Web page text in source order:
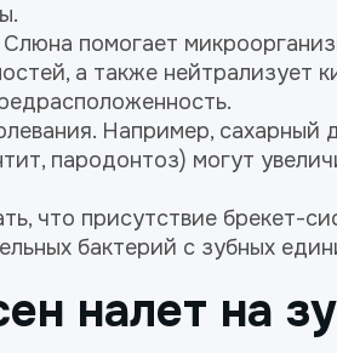
Слюна помогает
а также нейтрализует
Например, сахарный
пародонтоз) могут
что присутствие брекет-
бактерий с зубных
налет на